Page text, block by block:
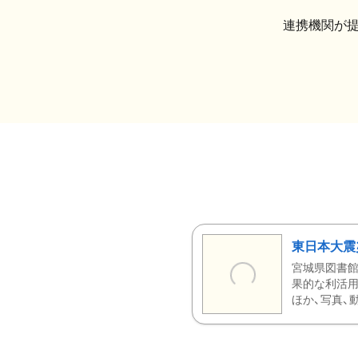
連携機関が
東日本大
宮城県図書
果的な利活
ほか、写真、